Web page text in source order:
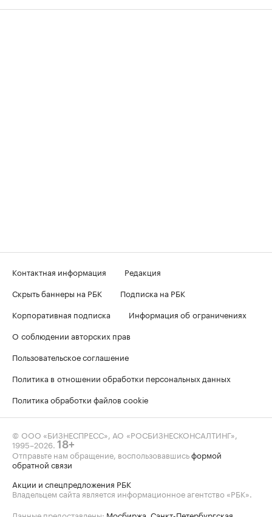
Контактная информация
Редакция
Скрыть баннеры на РБК
Подписка на РБК
Корпоративная подписка
Информация об ограничениях
О соблюдении авторских прав
Пользовательское соглашение
Политика в отношении обработки персональных данных
Политика обработки файлов cookie
© ООО «БИЗНЕСПРЕСС», АО «РОСБИЗНЕСКОНСАЛТИНГ»,
1995–2026 18+
Отправьте нам обращение, воспользовавшисьформой
обратной связи
Акции и спецпредложения РБК
Владельцем сайта является информационное агентство «РБК».
Данные предоставлены: Мосбиржа Санкт-Петербургская